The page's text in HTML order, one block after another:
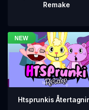
Remake
Htsprunkis